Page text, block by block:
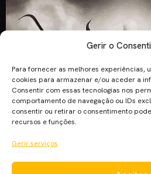
Gerir o
Para fornecer as melhores experiências,
cookies para armazenar e/ou aceder a
Consentir com essas tecnologias nos
comportamento de navegação ou IDs
consentir ou retirar o consentimento
recursos e funções.
Gerir serviços